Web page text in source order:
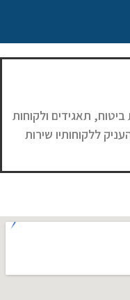
ביטוח, תאגידים ולקוחות
במטרה להעניק ללקוחותיו שירות